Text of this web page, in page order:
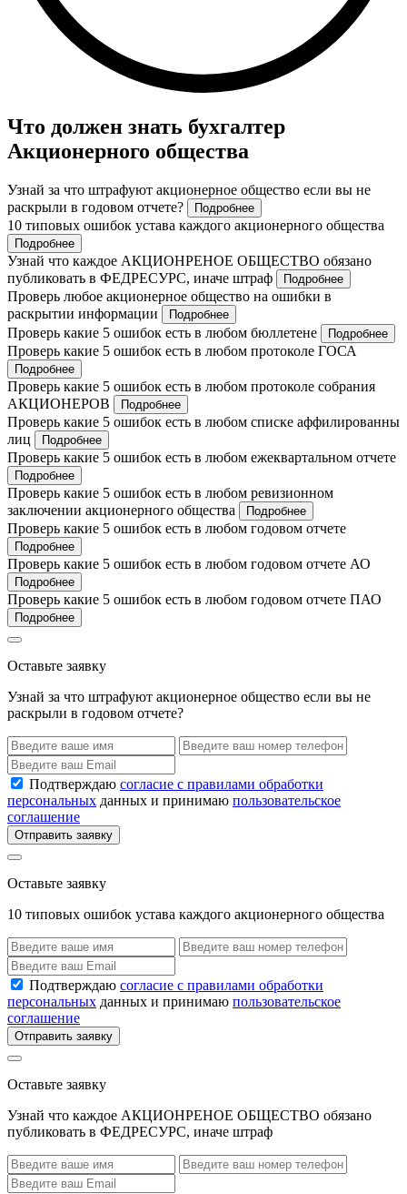
Что должен знать бухгалтер
Акционерного общества
Узнай за что штрафуют акционерное общество если вы не
раскрыли в годовом отчете?
Подробнее
10 типовых ошибок устава каждого акционерного общества
Подробнее
Узнай что каждое АКЦИОНРЕНОЕ ОБЩЕСТВО обязано
публиковать в ФЕДРЕСУРС, иначе штраф
Подробнее
Проверь любое акционерное общество на ошибки в
раскрытии информации
Подробнее
Проверь какие 5 ошибок есть в любом бюллетене Подробнее
Проверь какие 5 ошибок есть в любом протоколе ГОСА
Подробнее
Проверь какие 5 ошибок есть в любом протоколе собрания
АКЦИОНЕРОВ
Подробнее
Проверь какие 5 ошибок есть в любом списке аффилированны
лиц
Подробнее
Проверь какие 5 ошибок есть в любом ежеквартальном отчете
Подробнее
Проверь какие 5 ошибок есть в любом ревизионном
заключении акционерного общества
Подробнее
Проверь какие 5 ошибок есть в любом годовом отчете
Подробнее
Проверь какие 5 ошибок есть в любом годовом отчете АО
Подробнее
Проверь какие 5 ошибок есть в любом годовом отчете ПАО
Подробнее
Оставьте заявку
Узнай за что штрафуют акционерное общество если вы не
раскрыли в годовом отчете?
Подтверждаю согласие с правилами обработки
персональных данных и принимаю пользовательское
соглашение
Отправить заявку
Оставьте заявку
10 типовых ошибок устава каждого акционерного общества
Подтверждаю согласие с правилами обработки
персональных данных и принимаю пользовательское
соглашение
Отправить заявку
Оставьте заявку
Узнай что каждое АКЦИОНРЕНОЕ ОБЩЕСТВО обязано
публиковать в ФЕДРЕСУРС, иначе штраф